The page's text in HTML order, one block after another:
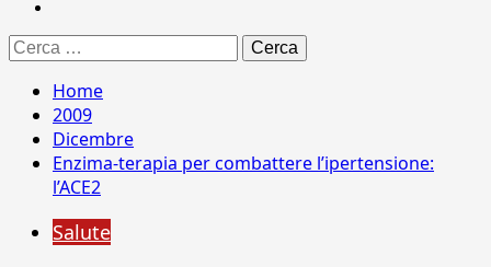
Ricerca
per:
Home
2009
Dicembre
Enzima-terapia per combattere l’ipertensione:
l’ACE2
Salute